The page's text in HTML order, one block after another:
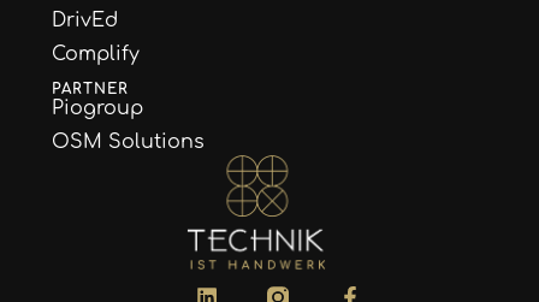
DrivEd
Complify
PARTNER
Piogroup
OSM Solutions